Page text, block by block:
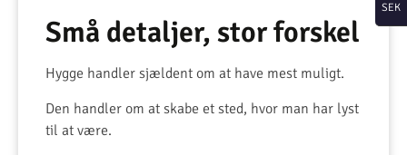
Små detaljer, stor forskel
Hygge handler sjældent om at have mest muligt.
Den handler om at skabe et sted, hvor man har lyst
til at være.
SEK